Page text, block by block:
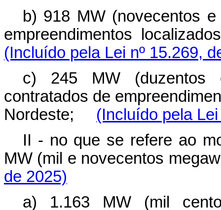
b) 918 MW (novecentos
empreendimentos
(Incluído pela Lei nº 15.269,
c) 245 MW (duzentos
contratados de
Nordeste; (Incluído pela
II - no que se refere ao
MW (mil e novecentos
de 2025)
a) 1.163 MW (mil